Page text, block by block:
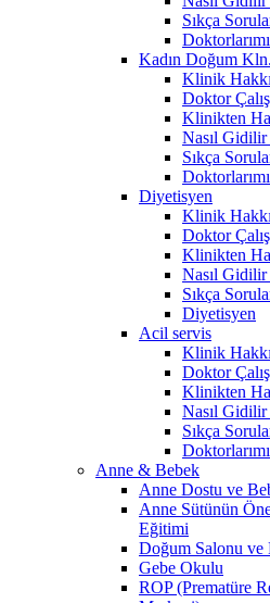
Sıkça
Kadın Doğum Kln.
Klinik
Doktor
Klinikten
Nasıl Gidilir
Sıkça
Diyetisyen
Klinik
Doktor
Klinikten
Nasıl Gidilir
Sıkça
Diyetisyen
Acil servis
Klinik
Doktor
Klinikten
Nasıl Gidilir
Sıkça
Anne & Bebek
Anne Dostu ve
Anne Sütünün
Eğitimi
Doğum Salonu ve
Gebe Okulu
ROP (Prematüre